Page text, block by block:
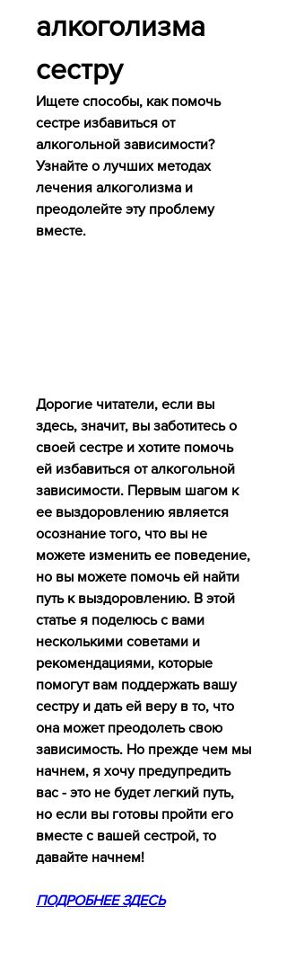
алкоголизма
сестру
Ищете способы, как помочь
сестре избавиться от
алкогольной зависимости?
Узнайте о лучших методах
лечения алкоголизма и
преодолейте эту проблему
вместе.
Дорогие читатели, если вы
здесь, значит, вы заботитесь о
своей сестре и хотите помочь
ей избавиться от алкогольной
зависимости. Первым шагом к
ее выздоровлению является
осознание того, что вы не
можете изменить ее поведение,
но вы можете помочь ей найти
путь к выздоровлению. В этой
статье я поделюсь с вами
несколькими советами и
рекомендациями, которые
помогут вам поддержать вашу
сестру и дать ей веру в то, что
она может преодолеть свою
зависимость. Но прежде чем мы
начнем, я хочу предупредить
вас - это не будет легкий путь,
но если вы готовы пройти его
вместе с вашей сестрой, то
давайте начнем!
ПОДРОБНЕЕ ЗДЕСЬ